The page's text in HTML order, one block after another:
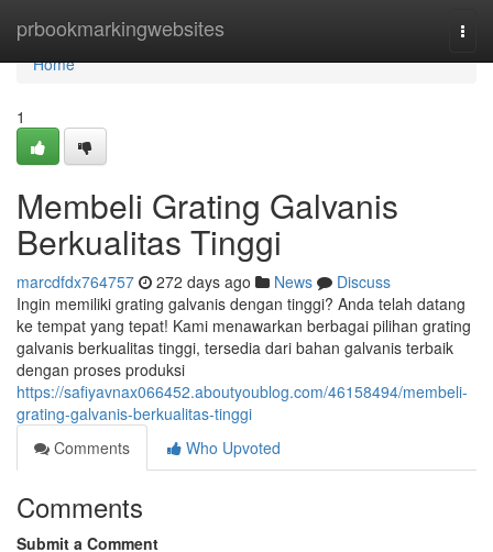
prbookmarkingwebsites
Home
Home
1
Membeli Grating Galvanis
Berkualitas Tinggi
marcdfdx764757 272 days ago News
Discuss
Ingin memiliki grating galvanis dengan tinggi? Anda telah datang
ke tempat yang tepat! Kami menawarkan berbagai pilihan grating
galvanis berkualitas tinggi, tersedia dari bahan galvanis terbaik
dengan proses produksi
https://safiyavnax066452.aboutyoublog.com/46158494/membeli-
grating-galvanis-berkualitas-tinggi
Comments
Who Upvoted
Comments
Submit a Comment